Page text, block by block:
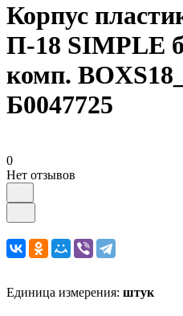
Корпус
П-18 SIMPLE
комп.
Б0047725
0
Нет отзывов
Единица измерения: штук